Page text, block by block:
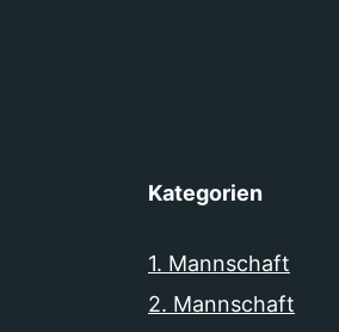
Kategorien
1. Mannschaft
2. Mannschaft